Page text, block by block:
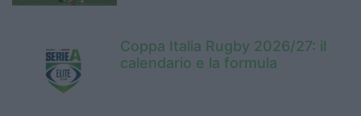
Coppa Italia Rugby 2026/27: il
calendario e la formula